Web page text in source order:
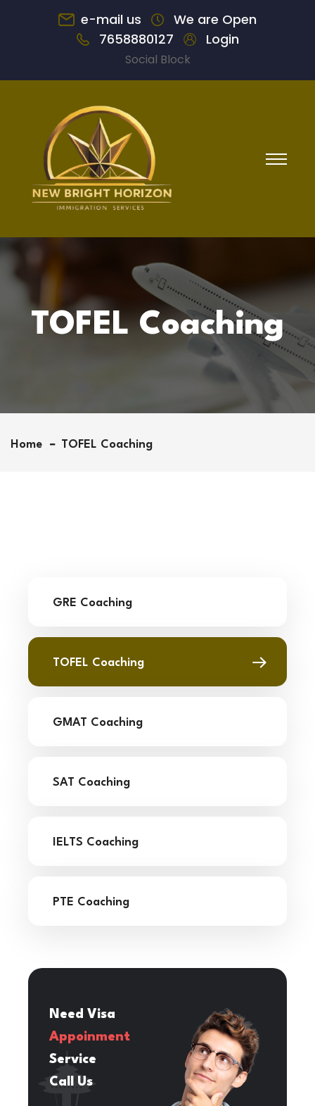
e-mail us
We are Open
7658880127
Login
Social Block
TOFEL Coaching
Home TOFEL Coaching
GRE Coaching
TOFEL Coaching
GMAT Coaching
SAT Coaching
IELTS Coaching
PTE Coaching
Need Visa
Appoinment
Service
Call Us